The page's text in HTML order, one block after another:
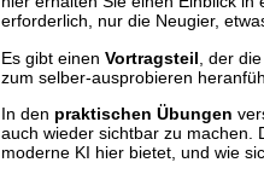
erforderlich, nur die Neugier,
Es gibt einen Vortragsteil , der
zum selber-ausprobieren
In den praktischen Übungen
auch wieder sichtbar zu machen.
moderne KI hier bietet, und wie